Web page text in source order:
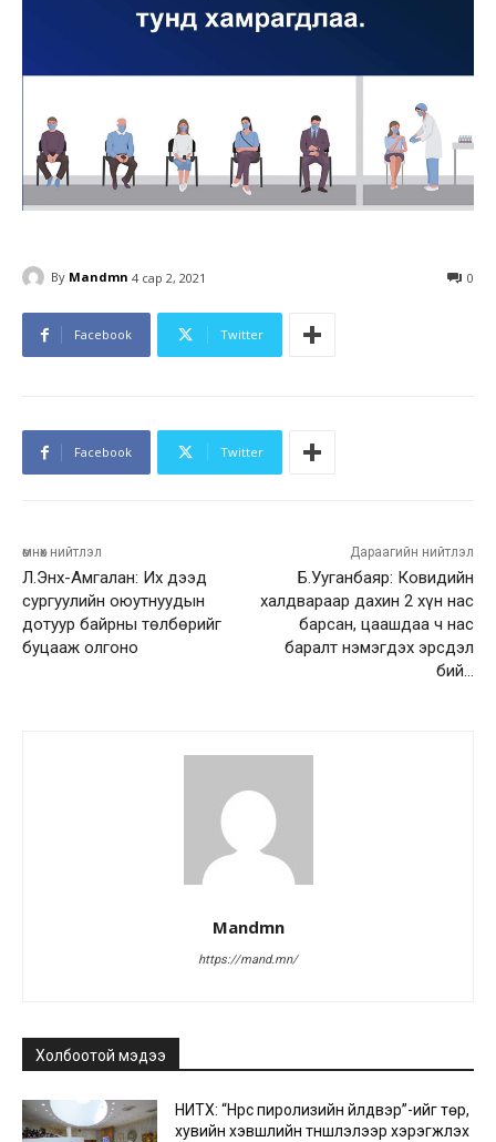
By Mandmn 4 сар 2, 2021 0
Facebook Twitter
Facebook Twitter
өмнөх нийтлэл
Л.Энх-Амгалан: Их дээд
сургуулийн оюутнуудын
дотуур байрны төлбөрийг
буцааж олгоно
Дараагийн нийтлэл
Б.Ууганбаяр: Ковидийн
халдвараар дахин 2 хүн нас
барсан, цаашдаа ч нас
баралт нэмэгдэх эрсдэл
бий…
Mandmn
https://mand.mn/
Холбоотой мэдээ
НИТХ: “Нүүрс пиролизийн үйлдвэр”-ийг төр,
хувийн хэвшлийн түншлэлээр хэрэгжүүлэх